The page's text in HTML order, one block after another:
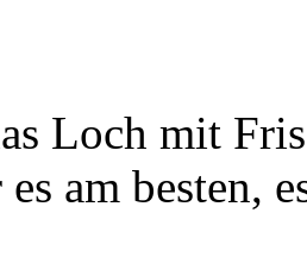
Loch mit
am besten,